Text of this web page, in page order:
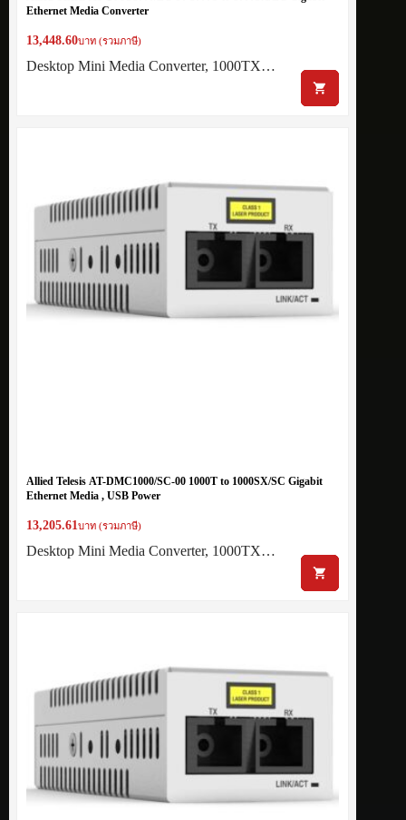
Ethernet Media Converter
13,448.60บาท (รวมภาษี)
Desktop Mini Media Converter, 1000TX…
Allied Telesis AT-DMC1000/SC-00 1000T to 1000SX/SC Gigabit
Ethernet Media , USB Power
13,205.61บาท (รวมภาษี)
Desktop Mini Media Converter, 1000TX…